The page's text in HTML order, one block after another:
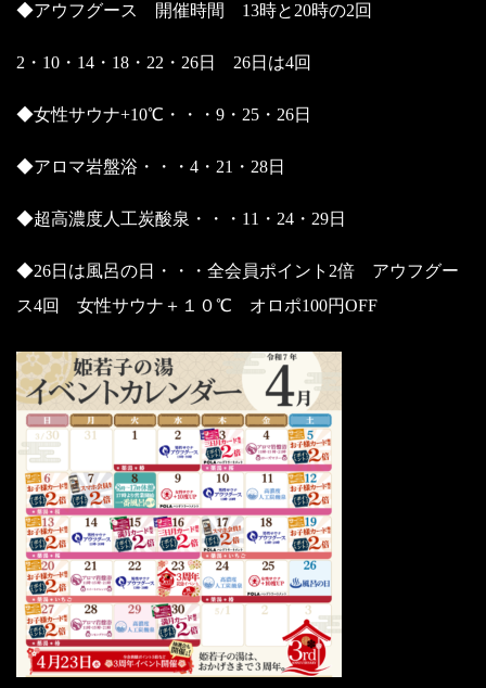
◆アウフグース 開催時間 13時と20時の2回
2・10・14・18・22・26日 26日は4回
◆女性サウナ+10℃・・・9・25・26日
◆アロマ岩盤浴・・・4・21・28日
◆超高濃度人工炭酸泉・・・11・24・29日
◆26日は風呂の日・・・全会員ポイント2倍 アウフグー
ス4回 女性サウナ＋１０℃ オロポ100円OFF